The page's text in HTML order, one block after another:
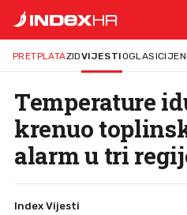
PRETPLATAZIDVIJESTIOGLASI
Temperature
krenuo
alarm u tri
Index Vijesti